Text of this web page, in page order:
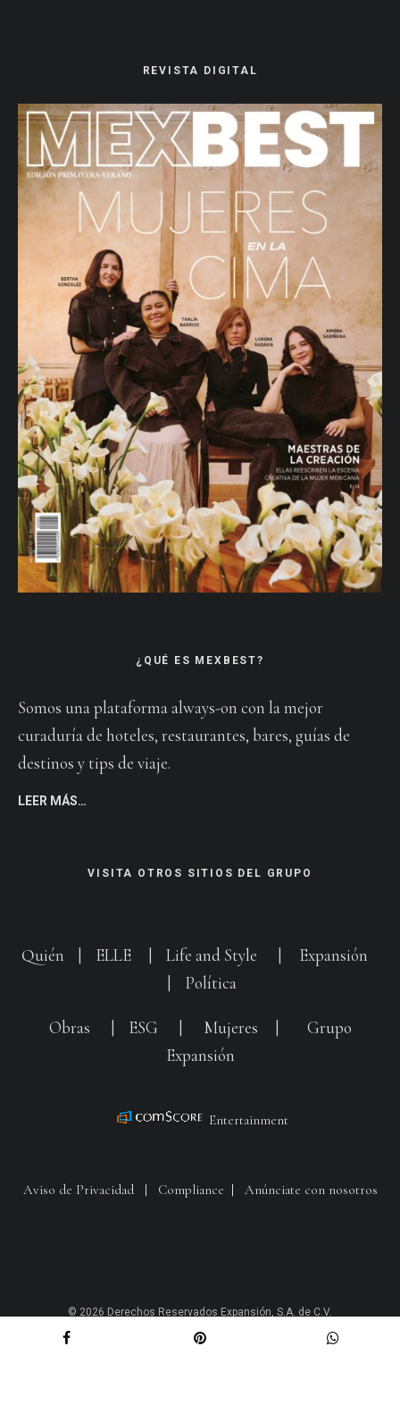
REVISTA DIGITAL
¿QUÉ ES MEXBEST?
Somos una plataforma always-on con la mejor
curaduría de hoteles, restaurantes, bares, guías de
destinos y tips de viaje.
LEER MÁS…
VISITA OTROS SITIOS DEL GRUPO
Quién ELLE Life and Style
Expansión
Política
Obras ESG Mujeres
Grupo
Expansión
Entertainment
Aviso de Privacidad| Compliance | Anúnciate con nosotros
© 2026 Derechos Reservados Expansión, S.A. de C.V.